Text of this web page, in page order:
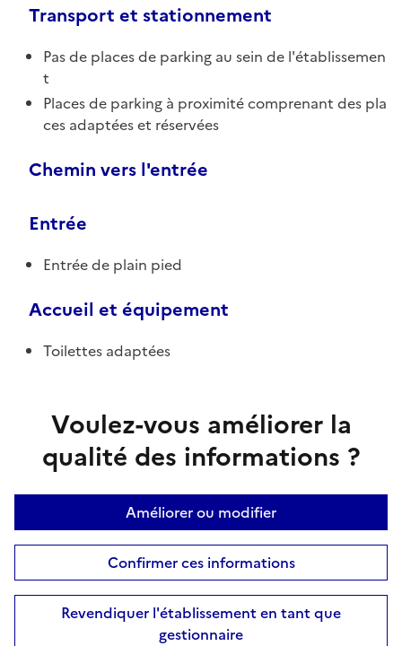
Transport et stationnement
Pas de places de parking au sein de l'établissemen
t
Places de parking à proximité comprenant des pla
ces adaptées et réservées
Chemin vers l'entrée
Entrée
Entrée de plain pied
Accueil et équipement
Toilettes adaptées
Voulez-vous améliorer la
qualité des informations ?
Améliorer ou modifier
Confirmer ces informations
Revendiquer l'établissement en tant que
gestionnaire